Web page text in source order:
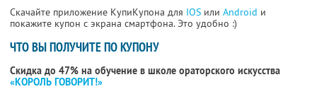
Скачайте приложение КупиКупона для IOS или Android и
покажите купон с экрана смартфона. Это удобно :)
ЧТО ВЫ ПОЛУЧИТЕ ПО КУПОНУ
Скидка до 47% на обучение в школе ораторского искусства
«КОРОЛЬ ГОВОРИТ!»